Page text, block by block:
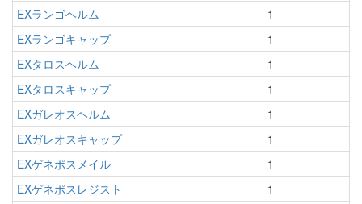
EXランゴヘルム
1
EXランゴキャップ
1
EXタロスヘルム
1
EXタロスキャップ
1
EXガレオスヘルム
1
EXガレオスキャップ
1
EXゲネポスメイル
1
EXゲネポスレジスト
1